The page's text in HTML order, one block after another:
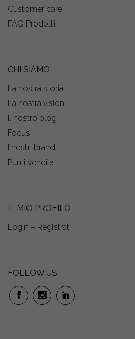
Customer care
FAQ Prodotti
CHI SIAMO
La nostra storia
La nostra vision
Il nostro blog
Focus
I nostri brand
Punti vendita
IL MIO PROFILO
Login – Registrati
FOLLOW US